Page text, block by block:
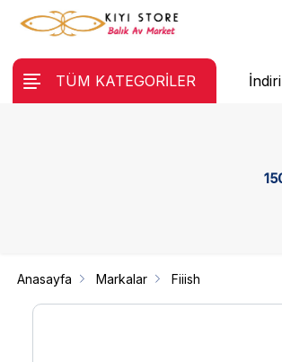
TÜM KATEGORİLER
Anasayfa Markalar Fiiish